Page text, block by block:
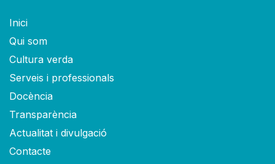
Inici
Qui som
Cultura verda
Serveis i professionals
Docència
Transparència
Actualitat i divulgació
Contacte